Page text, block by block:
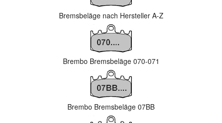
Bremsbeläge nach Hersteller A-Z
Brembo Bremsbeläge 070-071
Brembo Bremsbeläge 07BB